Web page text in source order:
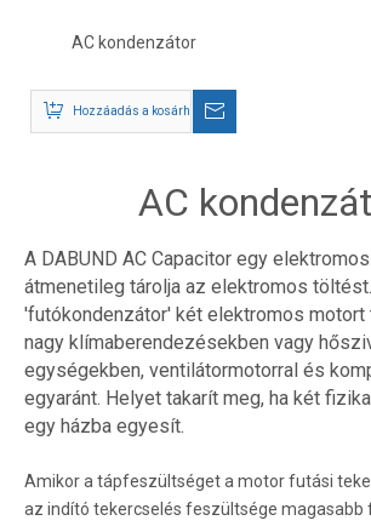
AC kondenzátor
Hozzáadás a kosárhoz
AC
A DABUND AC Capacitor egy
átmenetileg tárolja az elektromos
'futókondenzátor' két elektromos motort
nagy klímaberendezésekben vagy
egységekben, ventilátormotorral és
egyaránt. Helyet takarít meg, ha két
egy házba egyesít.
Amikor a tápfeszültséget a motor futási
az indító tekercselés feszültsége